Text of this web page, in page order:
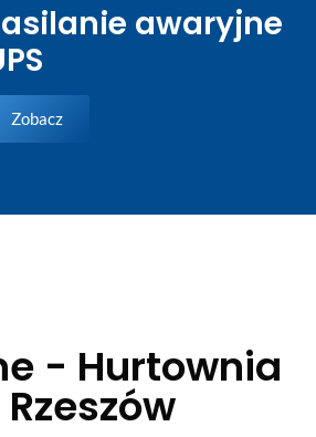
awaryjne
Zobacz
- Hurtownia